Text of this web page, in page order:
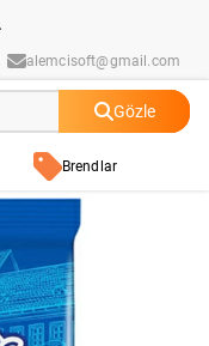
alemcisoft@gmail.com
Gözle
Brendlar